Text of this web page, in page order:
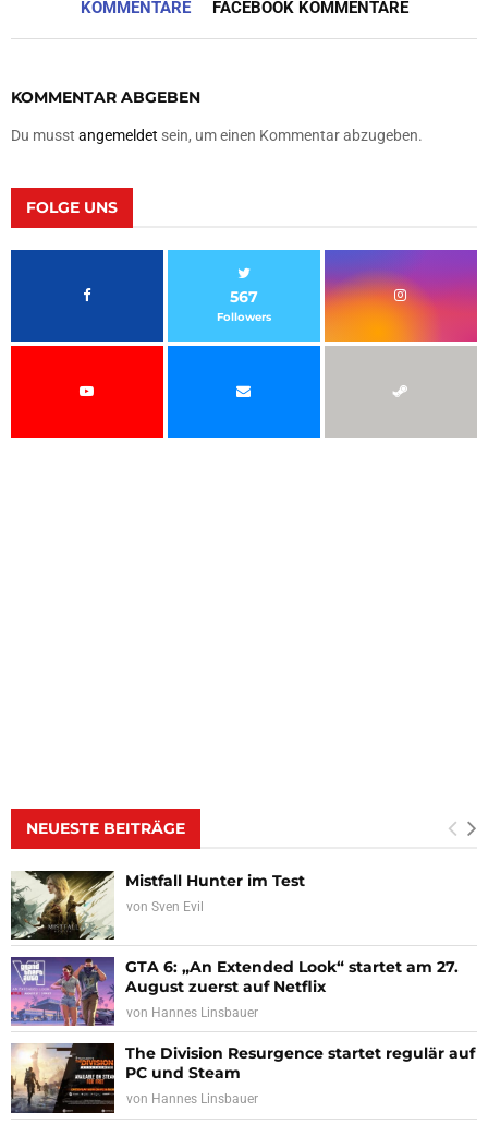
KOMMENTARE FACEBOOK KOMMENTARE
KOMMENTAR ABGEBEN
Du musst angemeldet sein, um einen Kommentar abzugeben.
FOLGE UNS
567
Followers
NEUESTE BEITRÄGE
Mistfall Hunter im Test
von Sven Evil
GTA 6: „An Extended Look“ startet am 27.
August zuerst auf Netflix
von Hannes Linsbauer
The Division Resurgence startet regulär auf
PC und Steam
von Hannes Linsbauer